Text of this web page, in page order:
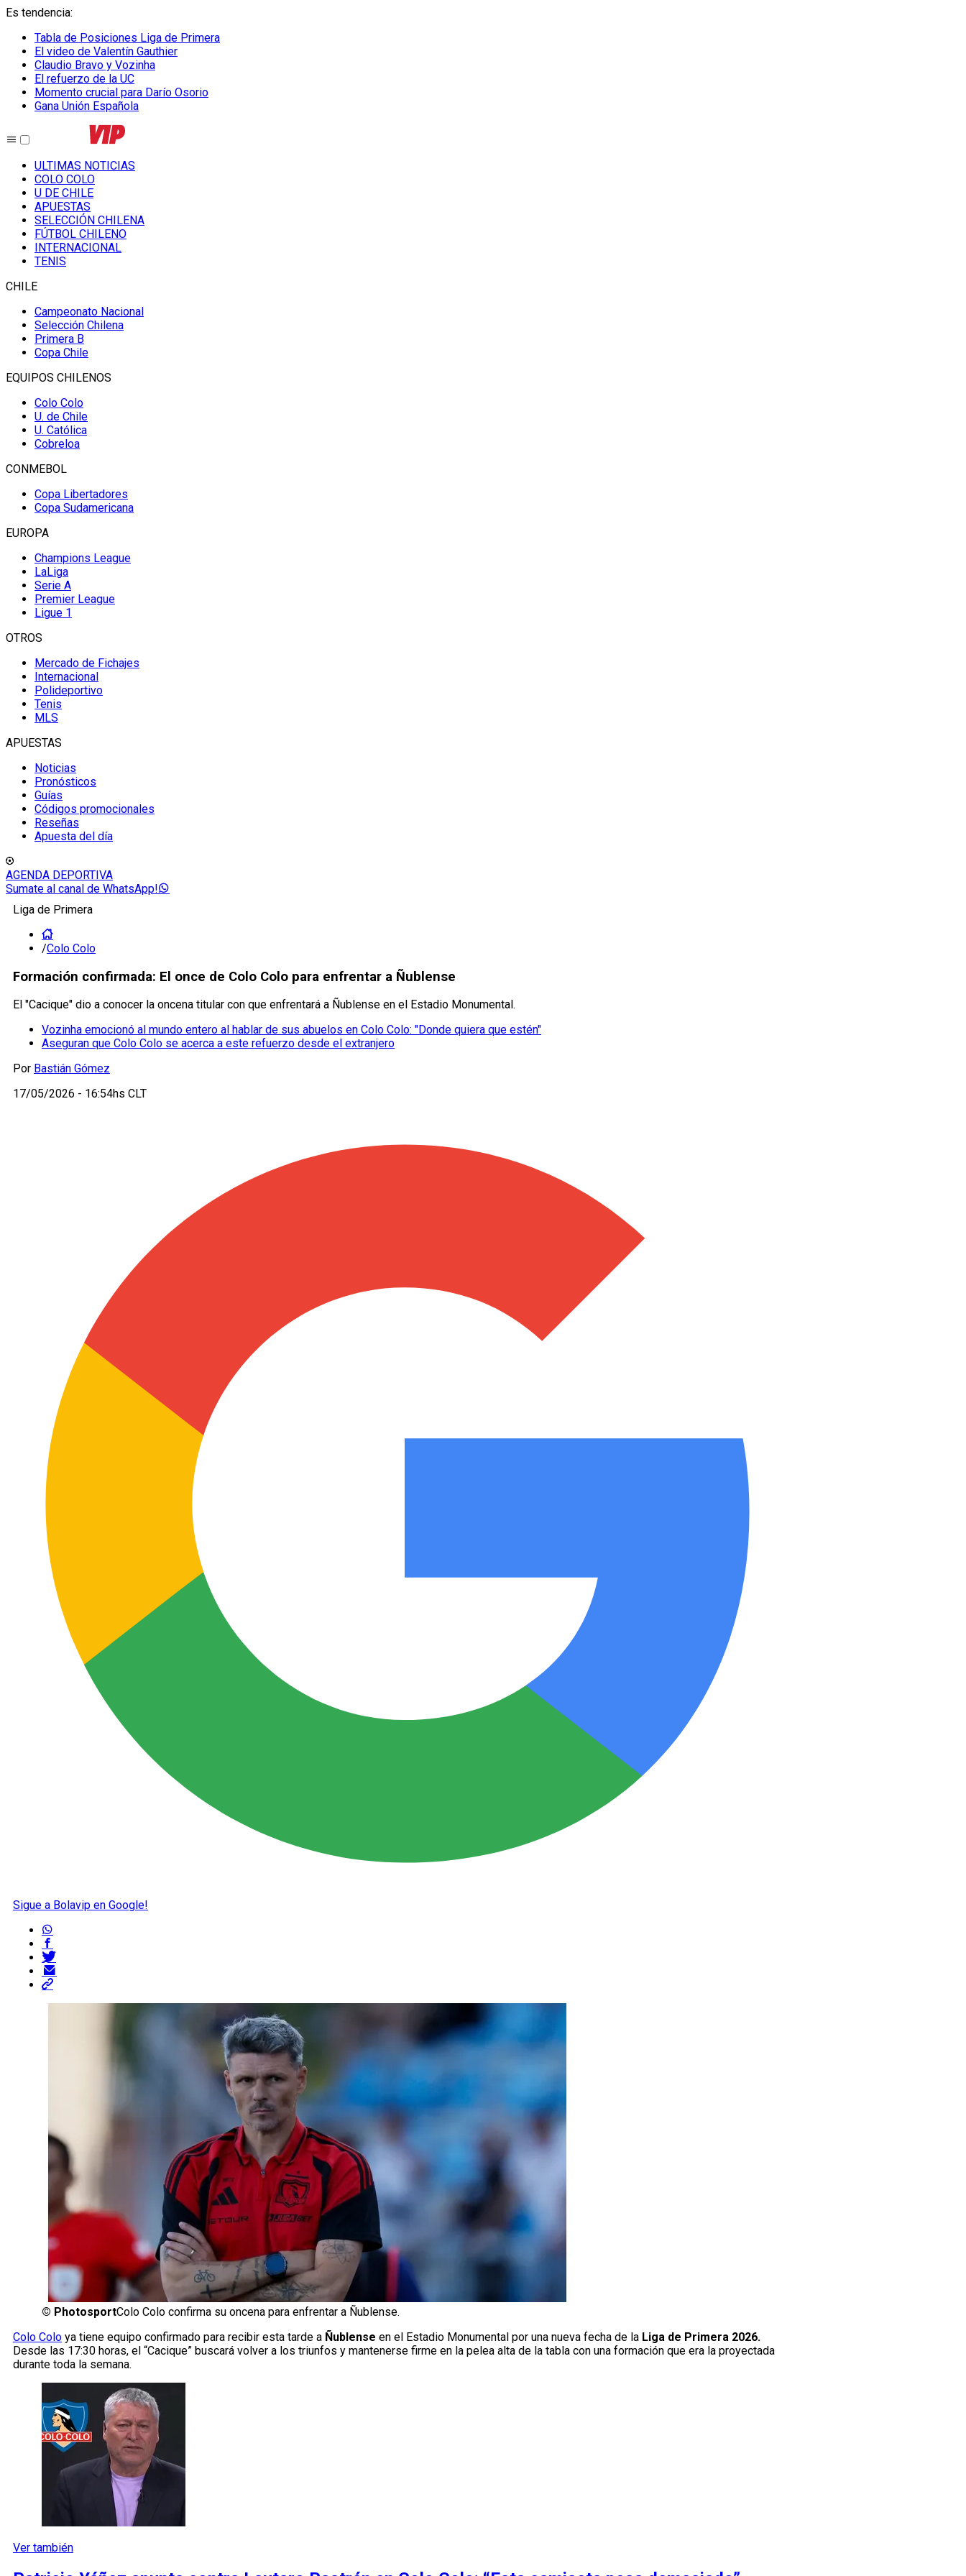
Es tendencia:
Tabla de Posiciones Liga de Primera
El video de Valentín Gauthier
Claudio Bravo y Vozinha
El refuerzo de la UC
Momento crucial para Darío Osorio
Gana Unión Española
ULTIMAS NOTICIAS
COLO COLO
U DE CHILE
APUESTAS
SELECCIÓN CHILENA
FÚTBOL CHILENO
INTERNACIONAL
TENIS
CHILE
Campeonato Nacional
Selección Chilena
Primera B
Copa Chile
EQUIPOS CHILENOS
Colo Colo
U. de Chile
U. Católica
Cobreloa
CONMEBOL
Copa Libertadores
Copa Sudamericana
EUROPA
Champions League
LaLiga
Serie A
Premier League
Ligue 1
OTROS
Mercado de Fichajes
Internacional
Polideportivo
Tenis
MLS
APUESTAS
Noticias
Pronósticos
Guías
Códigos promocionales
Reseñas
Apuesta del día
AGENDA DEPORTIVA
Sumate al canal de WhatsApp!
Liga de Primera
/Colo Colo
Formación confirmada: El once de Colo Colo para enfrentar a Ñublense
El "Cacique" dio a conocer la oncena titular con que enfrentará a Ñublense en el Estadio Monumental.
Vozinha emocionó al mundo entero al hablar de sus abuelos en Colo Colo: "Donde quiera que estén"
Aseguran que Colo Colo se acerca a este refuerzo desde el extranjero
Por Bastián Gómez
17/05/2026 - 16:54hs CLT
Sigue a Bolavip en Google!
© PhotosportColo Colo confirma su oncena para enfrentar a Ñublense.
Colo Colo ya tiene equipo confirmado para recibir esta tarde a Ñublense en el Estadio Monumental por una nueva fecha de la Liga de Primera 2026.
Desde las 17:30 horas, el “Cacique” buscará volver a los triunfos y mantenerse firme en la pelea alta de la tabla con una formación que era la proyectada
durante toda la semana.
Ver también